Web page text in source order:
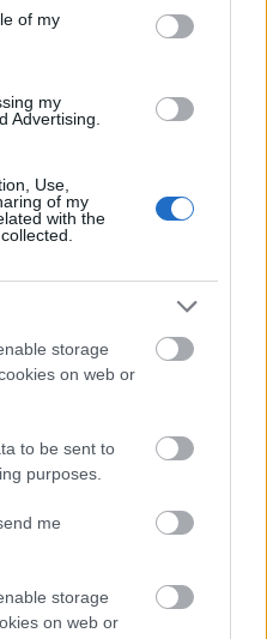
of my
my
Advertising.
Use,
of my
with the
storage
on web or
to be sent to
purposes.
me
storage
on web or